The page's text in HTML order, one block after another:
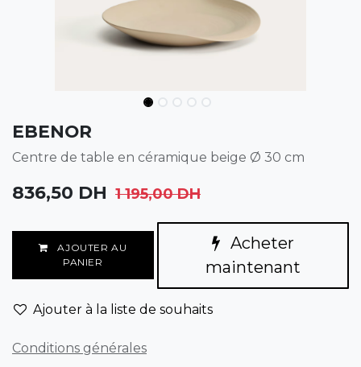
EBENOR
Centre de table en céramique beige Ø 30 cm
836,50 DH 1 195,00DH
AJOUTER AU
PANIER
Acheter
maintenant
Ajouter à la liste de souhaits
Conditions générales